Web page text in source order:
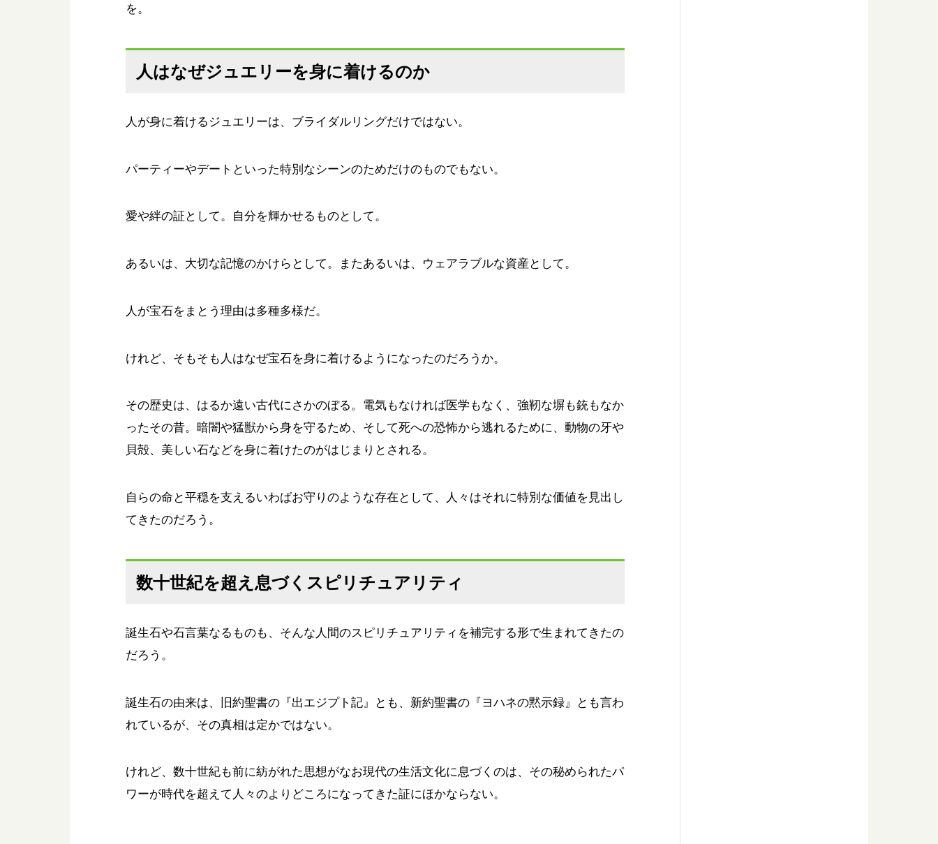
を。
人はなぜジュエリーを身に着けるのか
人が身に着けるジュエリーは、ブライダルリングだけではない。
パーティーやデートといった特別なシーンのためだけのものでもない。
愛や絆の証として。自分を輝かせるものとして。
あるいは、大切な記憶のかけらとして。またあるいは、ウェアラブルな資産として。
人が宝石をまとう理由は多種多様だ。
けれど、そもそも人はなぜ宝石を身に着けるようになったのだろうか。
その歴史は、はるか遠い古代にさかのぼる。電気もなければ医学もなく、強靭な塀も銃もなか
ったその昔。暗闇や猛獣から身を守るため、そして死への恐怖から逃れるために、動物の牙や
貝殻、美しい石などを身に着けたのがはじまりとされる。
自らの命と平穏を支えるいわばお守りのような存在として、人々はそれに特別な価値を見出し
てきたのだろう。
数十世紀を超え息づくスピリチュアリティ
誕生石や石言葉なるものも、そんな人間のスピリチュアリティを補完する形で生まれてきたの
だろう。
誕生石の由来は、旧約聖書の『出エジプト記』とも、新約聖書の『ヨハネの黙示録』とも言わ
れているが、その真相は定かではない。
けれど、数十世紀も前に紡がれた思想がなお現代の生活文化に息づくのは、その秘められたパ
ワーが時代を超えて人々のよりどころになってきた証にほかならない。